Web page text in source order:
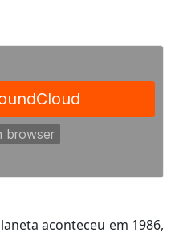
aconteceu em 1986,